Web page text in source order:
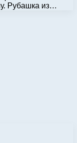
Рубашка из…